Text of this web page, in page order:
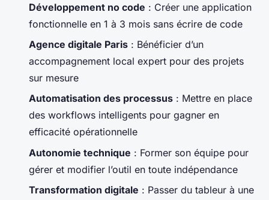
Développement no code : Créer une application
fonctionnelle en 1 à 3 mois sans écrire de code
Agence digitale Paris : Bénéficier d’un
accompagnement local expert pour des projets
sur mesure
Automatisation des processus : Mettre en place
des workflows intelligents pour gagner en
efficacité opérationnelle
Autonomie technique : Former son équipe pour
gérer et modifier l’outil en toute indépendance
Transformation digitale : Passer du tableur à une